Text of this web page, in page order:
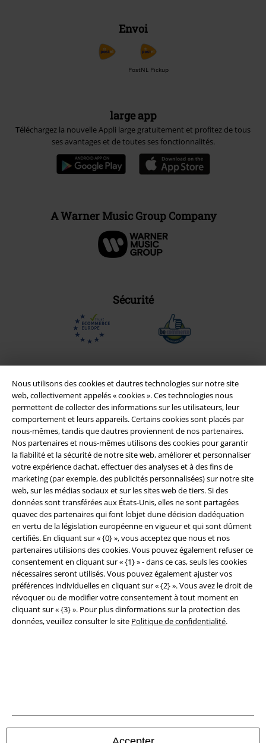
Nous utilisons des cookies et dautres technologies sur notre site
web, collectivement appelés « cookies ». Ces technologies nous
permettent de collecter des informations sur les utilisateurs, leur
comportement et leurs appareils. Certains cookies sont placés par
nous-mêmes, tandis que dautres proviennent de nos partenaires.
Nos partenaires et nous-mêmes utilisons des cookies pour garantir
la fiabilité et la sécurité de notre site web, améliorer et personnaliser
votre expérience dachat, effectuer des analyses et à des fins de
marketing (par exemple, des publicités personnalisées) sur notre site
web, sur les médias sociaux et sur les sites web de tiers. Si des
données sont transférées aux États-Unis, elles ne sont partagées
quavec des partenaires qui font lobjet dune décision dadéquation
en vertu de la législation européenne en vigueur et qui sont dûment
certifiés. En cliquant sur « {0} », vous acceptez que nous et nos
partenaires utilisions des cookies. Vous pouvez également refuser ce
consentement en cliquant sur « {1} » - dans ce cas, seuls les cookies
nécessaires seront utilisés. Vous pouvez également ajuster vos
préférences individuelles en cliquant sur « {2} ». Vous avez le droit de
révoquer ou de modifier votre consentement à tout moment en
cliquant sur « {3} ». Pour plus dinformations sur la protection des
données, veuillez consulter le site Politique de confidentialité.
Envoi
PostNL Pickup
large app
Téléchargez la nouvelle Appli large gratuitement et profitez de tous
ses avantages et de toutes ses fonctionnalités.
A Warner Music Group Company
Sécurité
Légal
Conditions générales
Éditeur
Clauses de confidentialité
Élimination des déchets et protection de l'environnement
Déclaration de Conformité
Informations sur l'accessibilité